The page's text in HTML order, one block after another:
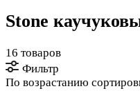
Stone
16 товаров
Фильтр
По возрастанию